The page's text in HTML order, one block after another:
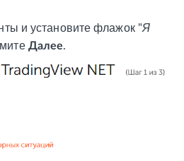
и установите флажок "Я
Далее.